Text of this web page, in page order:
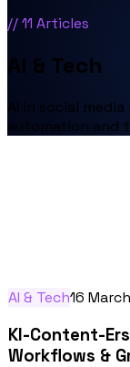
//11 Articles
AI & Tech
AI in social
automation and
AI & Tech16
KI-Content-
Workflows &